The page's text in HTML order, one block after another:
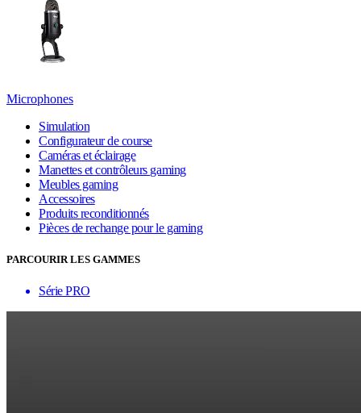
Microphones
Simulation
Configurateur de course
Caméras et éclairage
Manettes et contrôleurs gaming
Meubles gaming
Accessoires
Produits reconditionnés
Pièces de rechange pour le gaming
PARCOURIR LES GAMMES
Série PRO